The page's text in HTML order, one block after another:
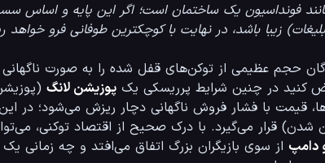
فونداسیون یک ساختمان است؛ اگر این پایه و اساس
زیبا باشد، در نهایت با کوچکترین طوفانی فرو
پوزیشن لانگ
دامپ از سوی بازیگران بزرگ اتفاق می‌افتد و چه زمانی یک پروژه واقعاً پتانسیل رشد بنیادین برای